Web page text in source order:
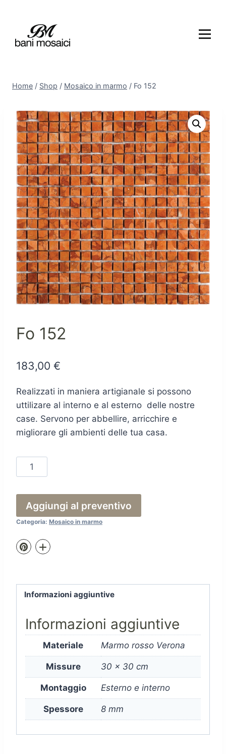
Home / Shop / Mosaico in marmo / Fo 152
Fo 152
183,00 €
Realizzati in maniera artigianale si possono
uttilizare al interno e al esterno delle nostre
case. Servono per abbellire, arricchire e
migliorare gli ambienti delle tua casa.
152
Aggiungi al preventivo
Categoria: Mosaico in marmo
Informazioni aggiuntive
Informazioni aggiuntive
Materiale Marmo rosso Verona
Missure 30 x 30 cm
Montaggio Esterno e interno
Spessore 8 mm